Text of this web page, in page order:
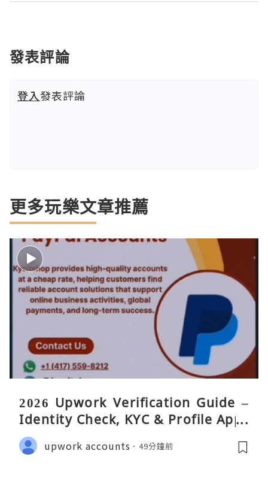
發表評論
登入發表評論
更多玩樂文章推薦
2026 Upwork Verification Guide –
Identity Check, KYC & Profile Appr
oval
upwork accounts 49分鐘前